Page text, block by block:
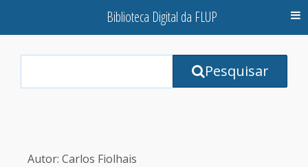
Biblioteca Digital da FLUP
Terms:
Pesquisar
Autor: Carlos Fiolhais